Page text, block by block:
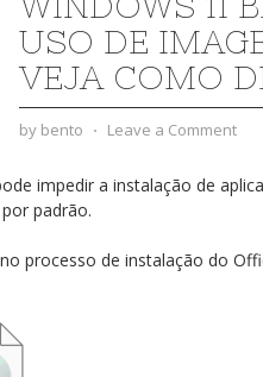
USO DE
VEJA COMO
by bento ⋅ Leave a Comment
impedir a instalação de
padrão.
processo de instalação do